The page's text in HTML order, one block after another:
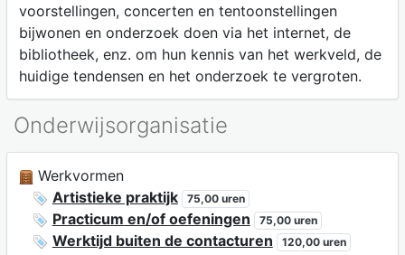
voorstellingen, concerten en tentoonstellingen
bijwonen en onderzoek doen via het internet, de
bibliotheek, enz. om hun kennis van het werkveld, de
huidige tendensen en het onderzoek te vergroten.
Onderwijsorganisatie
Werkvormen
Artistieke praktijk
75,00 uren
Practicum en/of oefeningen 75,00 uren
Werktijd buiten de contacturen 120,00 uren